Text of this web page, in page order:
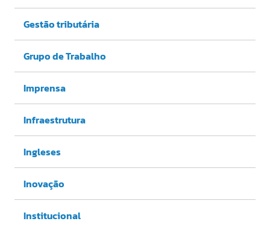
Gestão tributária
Grupo de Trabalho
Imprensa
Infraestrutura
Ingleses
Inovação
Institucional